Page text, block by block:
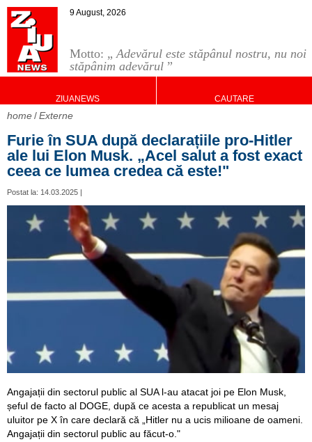
Motto: „Adevărul este stăpânul nostru, nu noi
stăpânim adevărul ”
9 August, 2026
ZIUANEWS CAUTARE
home Externe
Furie în SUA după declarațiile pro-Hitler
ale lui Elon Musk. „Acel salut a fost exact
ceea ce lumea credea că este!"
Postat la: 14.03.2025 |
Angajații din sectorul public al SUA l-au atacat joi pe Elon Musk,
șeful de facto al DOGE, după ce acesta a republicat un mesaj
uluitor pe X în care declară că „Hitler nu a ucis milioane de oameni.
Angajații din sectorul public au făcut-o."